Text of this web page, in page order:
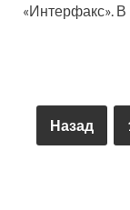
«Интерфакс». В
Назад